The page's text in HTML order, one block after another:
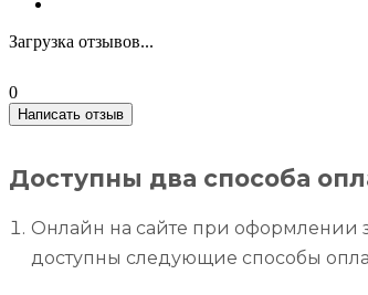
Загрузка отзывов...
0
Написать отзыв
Доступны два способа
Онлайн на сайте при оформлении
доступны следующие способы